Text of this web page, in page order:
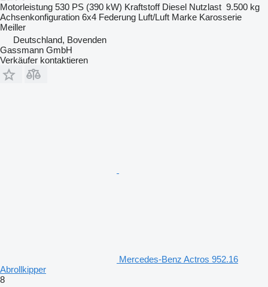
Motorleistung 530 PS (390 kW) Kraftstoff Diesel Nutzlast 9.500 kg
Achsenkonfiguration 6x4 Federung Luft/Luft Marke Karosserie
Meiller
Deutschland, Bovenden
Gassmann GmbH
Verkäufer kontaktieren
Mercedes-Benz Actros 952.16
Abrollkipper
8